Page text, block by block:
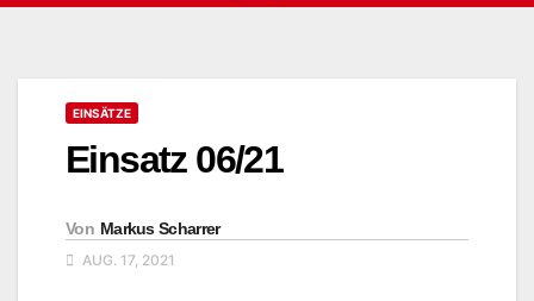
EINSÄTZE
Einsatz 06/21
Von Markus Scharrer
AUG. 17, 2021